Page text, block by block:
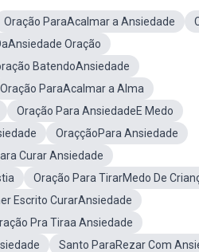
Oração ParaAcalmar a Ansiedade
Oração
BatendoAnsiedade
Oração ParaAcalmar a Alma
Oração Para AnsiedadeE Medo
OraççãoPara Ansiedade
Curar Ansiedade
Oração Para TirarMedo De
Escrito CurarAnsiedade
Pra Tiraa Ansiedade
Santo ParaRezar Com